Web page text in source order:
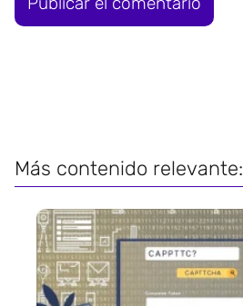
Más contenido relevante: